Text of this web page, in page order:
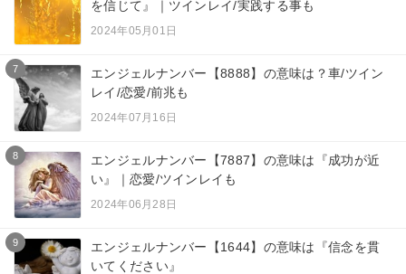
を信じて』｜ツインレイ/実践する事も
2024年05月01日
7
エンジェルナンバー【8888】の意味は？車/ツイン
レイ/恋愛/前兆も
2024年07月16日
8
エンジェルナンバー【7887】の意味は『成功が近
い』｜恋愛/ツインレイも
2024年06月28日
9
エンジェルナンバー【1644】の意味は『信念を貫
いてください』